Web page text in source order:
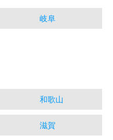
岐阜
和歌山
滋賀